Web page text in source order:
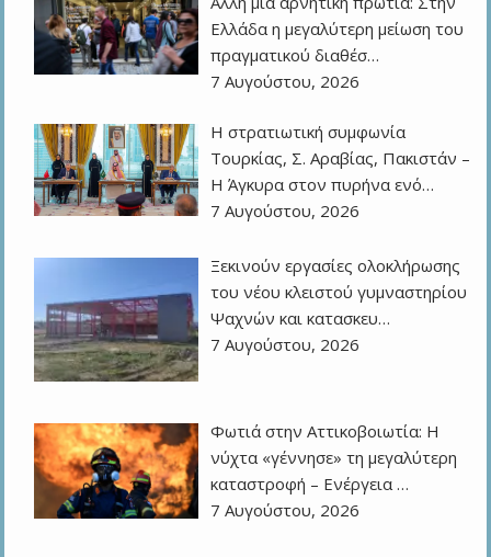
Ελλάδα η μεγαλύτερη μείωση του
πραγματικού διαθέσ…
7 Αυγούστου, 2026
Η στρατιωτική συμφωνία
Τουρκίας, Σ. Αραβίας, Πακιστάν –
Η Άγκυρα στον πυρήνα ενό…
7 Αυγούστου, 2026
Ξεκινούν εργασίες ολοκλήρωσης
του νέου κλειστού γυμναστηρίου
Ψαχνών και κατασκευ…
7 Αυγούστου, 2026
Φωτιά στην Αττικοβοιωτία: Η
νύχτα «γέννησε» τη μεγαλύτερη
καταστροφή – Ενέργεια …
7 Αυγούστου, 2026